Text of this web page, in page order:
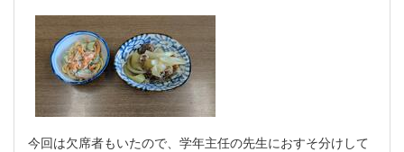
今回は欠席者もいたので、学年主任の先生におすそ分けして